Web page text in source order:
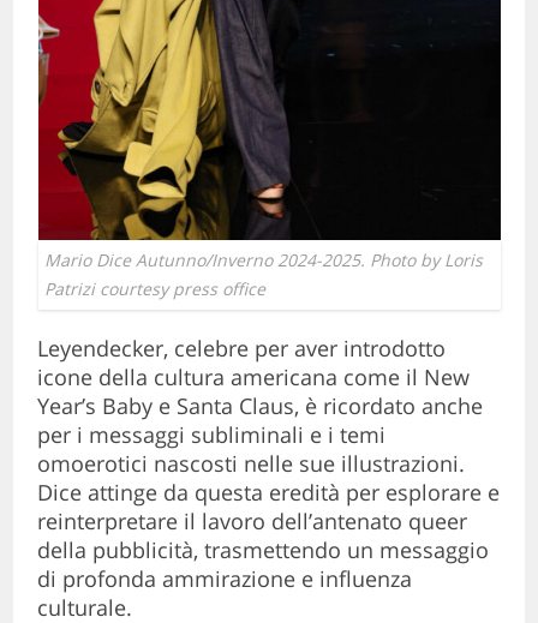
Mario Dice Autunno/Inverno 2024-2025. Photo by Loris
Patrizi courtesy press office
Leyendecker, celebre per aver introdotto
icone della cultura americana come il New
Year’s Baby e Santa Claus, è ricordato anche
per i messaggi subliminali e i temi
omoerotici nascosti nelle sue illustrazioni.
Dice attinge da questa eredità per esplorare e
reinterpretare il lavoro dell’antenato queer
della pubblicità, trasmettendo un messaggio
di profonda ammirazione e influenza
culturale.